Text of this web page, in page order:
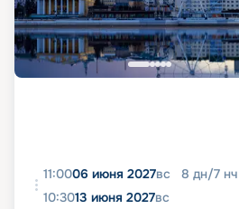
11:0006 июня 2027вс 8 дн/7 нч
10:3013 июня 2027вс